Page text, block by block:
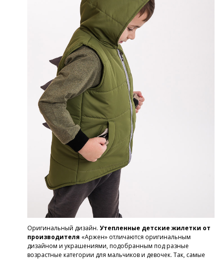
Оригинальный дизайн. Утепленные детские жилетки от
производителя «Аржен» отличаются оригинальным
дизайном и украшениями, подобранным под разные
возрастные категории для мальчиков и девочек. Так, самые